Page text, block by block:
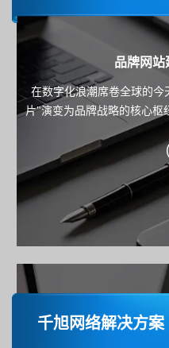
品牌网站
在数字化浪潮席卷全球的今
片"演变为品牌战略的核心枢
的关键载体。本方案旨在
内容营销、线索转化与用户
网站不仅是技术的产物，
千旭网络解决方案